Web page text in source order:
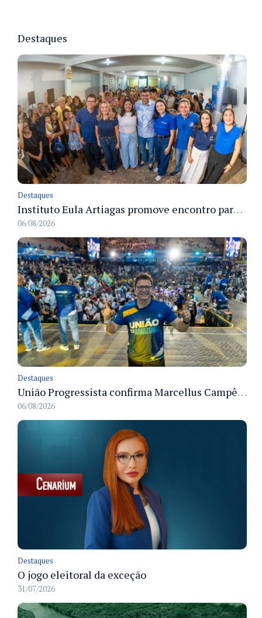
Destaques
Destaques
Instituto Eula Artiagas promove encontro para discutir melhorias para o bairro Petrópolis
06/08/2026
Destaques
União Progressista confirma Marcellus Campêlo como candidato a deputado estadual
06/08/2026
Destaques
O jogo eleitoral da exceção
31/07/2026